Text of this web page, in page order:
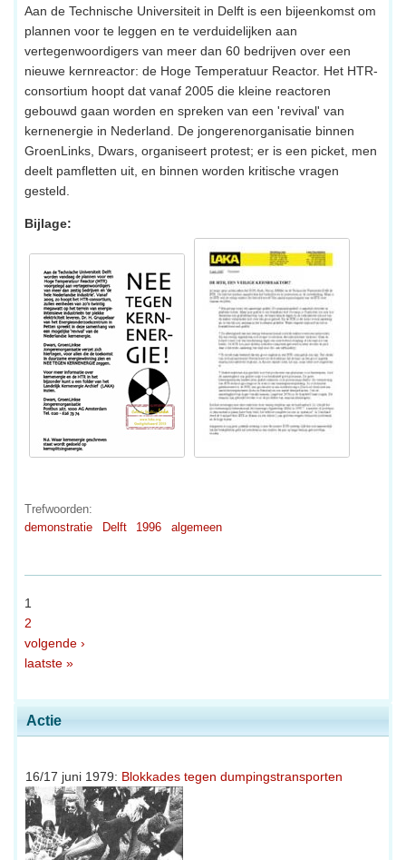
Actie
16/17 juni 1979: Blokkades tegen dumpingstransporten
Aan de Technische Universiteit in Delft is een bijeenkomst om
plannen voor te leggen en te verduidelijken aan
vertegenwoordigers van meer dan 60 bedrijven over een
nieuwe kernreactor: de Hoge Temperatuur Reactor. Het HTR-
consortium hoopt dat vanaf 2005 die kleine reactoren
gebouwd gaan worden en spreken van een 'revival' van
kernenergie in Nederland. De jongerenorganisatie binnen
GroenLinks, Dwars, organiseert protest; er is een picket, men
deelt pamfletten uit, en binnen worden kritische vragen
gesteld.
Bijlage:
Trefwoorden:
demonstratie
Delft 1996 algemeen
1
2
volgende ›
laatste »